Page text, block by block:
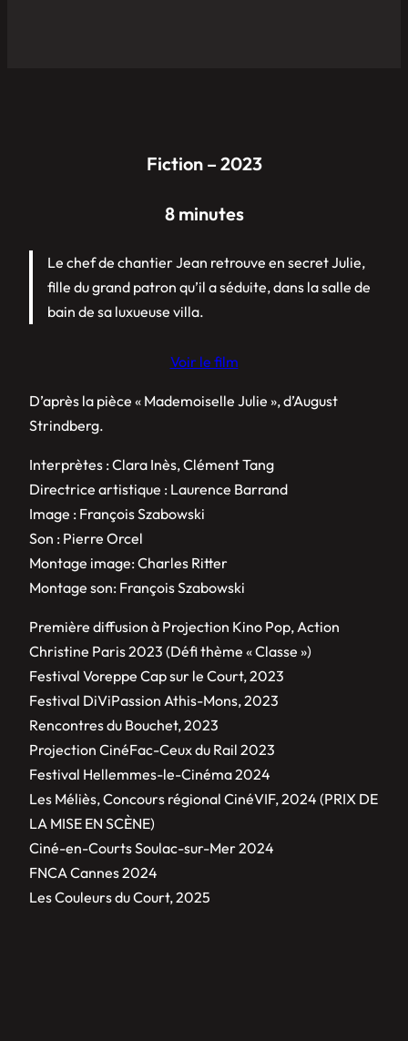
Fiction – 2023
8 minutes
Le chef de chantier Jean retrouve en secret Julie,
fille du grand patron qu’il a séduite, dans la salle de
bain de sa luxueuse villa.
Voir le film
D’après la pièce « Mademoiselle Julie », d’August
Strindberg.
Interprètes : Clara Inès, Clément Tang
Directrice artistique : Laurence Barrand
Image : François Szabowski
Son : Pierre Orcel
Montage image: Charles Ritter
Montage son: François Szabowski
Première diffusion à Projection Kino Pop, Action
Christine Paris 2023 (Défi thème « Classe »)
Festival Voreppe Cap sur le Court, 2023
Festival DiViPassion Athis-Mons, 2023
Rencontres du Bouchet, 2023
Projection CinéFac-Ceux du Rail 2023
Festival Hellemmes-le-Cinéma 2024
Les Méliès, Concours régional CinéVIF, 2024 (PRIX DE
LA MISE EN SCÈNE)
Ciné-en-Courts Soulac-sur-Mer 2024
FNCA Cannes 2024
Les Couleurs du Court, 2025